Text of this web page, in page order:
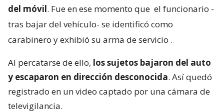
del móvil. Fue en ese momento que el funcionario -
tras bajar del vehículo- se identificó como
carabinero y exhibió su arma de servicio .
Al percatarse de ello, los sujetos bajaron del auto
y escaparon en dirección desconocida. Así quedó
registrado en un video captado por una cámara de
televigilancia.